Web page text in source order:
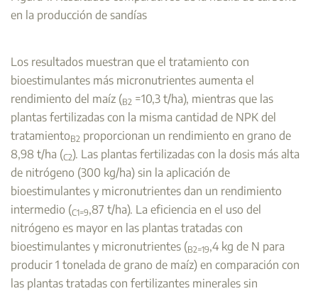
en la producción de sandías
Los resultados muestran que el tratamiento con
bioestimulantes más micronutrientes aumenta el
rendimiento del maíz (B2 =10,3 t/ha), mientras que las
plantas fertilizadas con la misma cantidad de NPK del
tratamientoB2 proporcionan un rendimiento en grano de
8,98 t/ha (C2). Las plantas fertilizadas con la dosis más alta
de nitrógeno (300 kg/ha) sin la aplicación de
bioestimulantes y micronutrientes dan un rendimiento
intermedio (C1=9,87 t/ha). La eficiencia en el uso del
nitrógeno es mayor en las plantas tratadas con
bioestimulantes y micronutrientes (B2=19,4 kg de N para
producir 1 tonelada de grano de maíz) en comparación con
las plantas tratadas con fertilizantes minerales sin